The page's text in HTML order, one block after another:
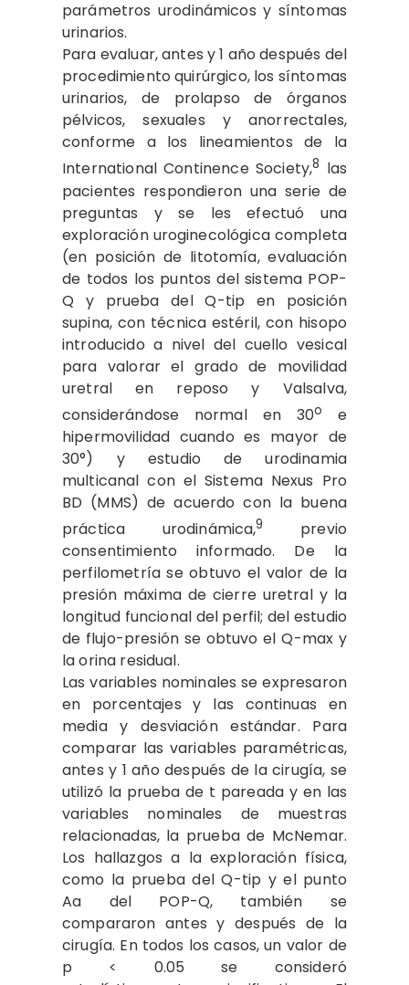
parámetros urodinámicos y síntomas
urinarios.
Para evaluar, antes y 1 año después del
procedimiento quirúrgico, los síntomas
urinarios, de prolapso de órganos
pélvicos, sexuales y anorrectales,
conforme a los lineamientos de la
International Continence Society,8 las
pacientes respondieron una serie de
preguntas y se les efectuó una
exploración uroginecológica completa
(en posición de litotomía, evaluación
de todos los puntos del sistema POP-
Q y prueba del Q-tip en posición
supina, con técnica estéril, con hisopo
introducido a nivel del cuello vesical
para valorar el grado de movilidad
uretral en reposo y Valsalva,
considerándose normal en 30o
e
hipermovilidad cuando es mayor de
30°) y estudio de urodinamia
multicanal con el Sistema Nexus Pro
BD (MMS) de acuerdo con la buena
práctica urodinámica,9
previo
consentimiento informado. De la
perfilometría se obtuvo el valor de la
presión máxima de cierre uretral y la
longitud funcional del perfil; del estudio
de flujo-presión se obtuvo el Q-max y
la orina residual.
Las variables nominales se expresaron
en porcentajes y las continuas en
media y desviación estándar. Para
comparar las variables paramétricas,
antes y 1 año después de la cirugía, se
utilizó la prueba de t pareada y en las
variables nominales de muestras
relacionadas, la prueba de McNemar.
Los hallazgos a la exploración física,
como la prueba del Q-tip y el punto
Aa del POP-Q, también se
compararon antes y después de la
cirugía. En todos los casos, un valor de
p < 0.05 se consideró